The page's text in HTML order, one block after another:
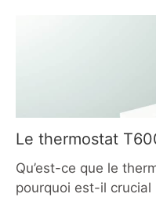
grondement
machines rouges
Symbole d’une
puissante et
s’est imposée
incontestée, non pas
mais par la
Le thermostat
Holland en 2026 :
Qu’est-ce que le
pourquoi est-il crucial